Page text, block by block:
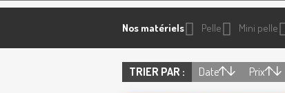
Nos matériels Pelle Mini pelle
TRIER PAR : Date Prix